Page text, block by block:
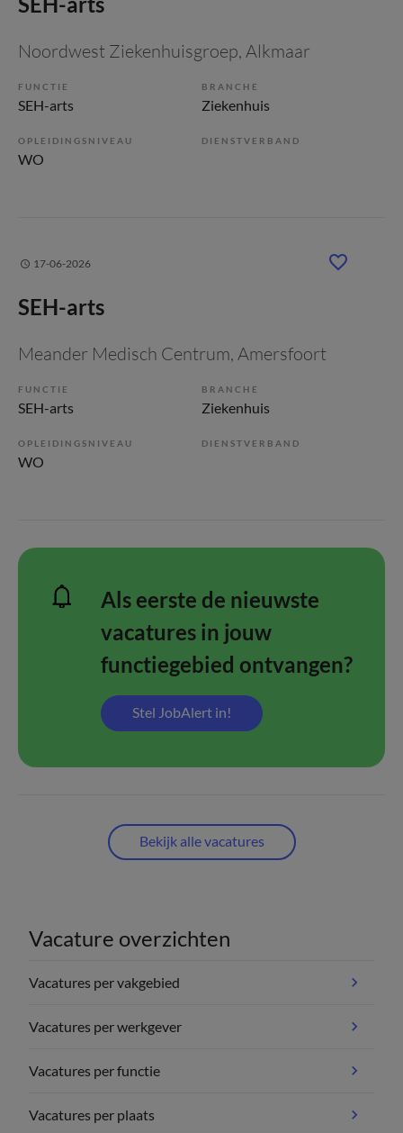
Noordwest Ziekenhuisgroep, Alkmaar
FUNCTIE
SEH-arts
BRANCHE
Ziekenhuis
OPLEIDINGSNIVEAU
WO
DIENSTVERBAND
17-06-2026
SEH-arts
Meander Medisch Centrum, Amersfoort
FUNCTIE
SEH-arts
BRANCHE
Ziekenhuis
OPLEIDINGSNIVEAU
WO
DIENSTVERBAND
Als eerste de nieuwste
vacatures in jouw
functiegebied ontvangen?
Stel JobAlert in!
Bekijk alle vacatures
Vacature overzichten
Vacatures per vakgebied
Vacatures per werkgever
Vacatures per functie
Vacatures per plaats